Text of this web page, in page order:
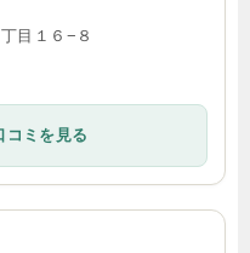
目１６−８
ミを見る